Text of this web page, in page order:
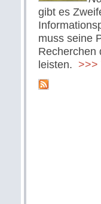
gibt es
muss seine
Recherchen
leisten. >>>